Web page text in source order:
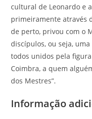
cultural de Leonardo e
primeiramente através
de perto, privou com o
discípulos, ou seja,
todos unidos pela
Coimbra, a quem
dos Mestres”.
Informação